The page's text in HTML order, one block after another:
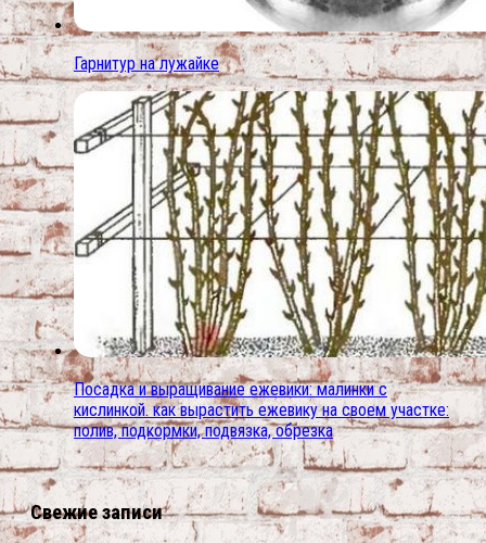
Гарнитур на лужайке
Посадка и выращивание ежевики: малинки с
кислинкой. как вырастить ежевику на своем участке:
полив, подкормки, подвязка, обрезка
Свежие записи